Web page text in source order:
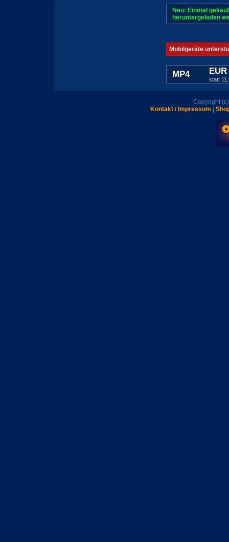
Neu: Einmal
heruntergeladen
Mobilgeräte
MP4
statt
Copyright
Kontakt / Impressum